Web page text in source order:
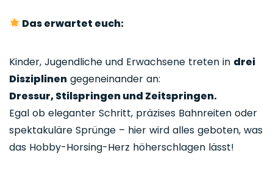
Das erwartet euch:
Kinder, Jugendliche und Erwachsene treten in drei
Disziplinen gegeneinander an:
Dressur, Stilspringen und Zeitspringen.
Egal ob eleganter Schritt, präzises Bahnreiten oder
spektakuläre Sprünge – hier wird alles geboten, was
das Hobby-Horsing-Herz höherschlagen lässt!